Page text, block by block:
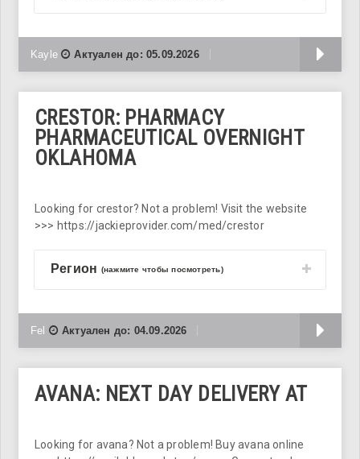
Kayle Актуален до: 05.09.2026
CRESTOR: PHARMACY
PHARMACEUTICAL OVERNIGHT
OKLAHOMA
Looking for crestor? Not a problem! Visit the website
>>> https://jackieprovider.com/med/crestor
Регион (нажмите чтобы посмотреть)
Fel Актуален до: 04.09.2026
AVANA: NEXT DAY DELIVERY AT
Looking for avana? Not a problem! Buy avana online